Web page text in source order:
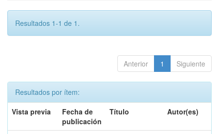
Resultados 1-1 de 1.
Anterior 1 Siguiente
Resultados por ítem:
Vista previa
Fecha de
publicación
Título Autor(es)